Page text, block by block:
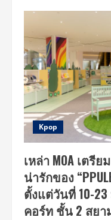
Kpop
เหล่า MOA เตรี
น่ารักของ
ตั้งแต่วันที่ 10-
คอร์ท ชั้น 2 สย